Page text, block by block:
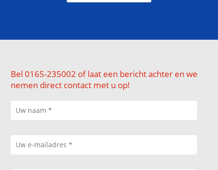
Bel 0165-235002 of laat een bericht achter en we
nemen direct contact met u op!